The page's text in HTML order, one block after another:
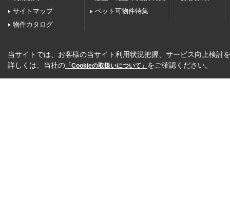
サイトマップ
物件カタログ
ペット可物件特集
当サイトでは、お客様の当サイト利用状況把握、サービス向上検討
詳しくは、当社の 「Cookieの取扱いについて」 をご確認ください。